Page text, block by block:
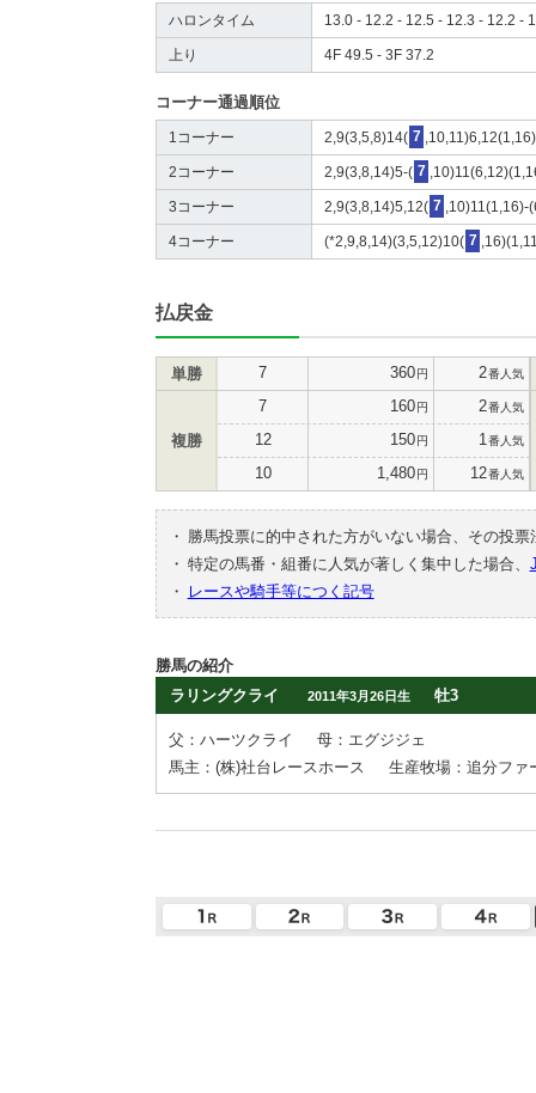
ハロンタイム 13.0 - 12.2 - 12.5 - 12.3 - 12.2 -
上り 4F 49.5 - 3F 37.2
コーナー通過順位
1コーナー 2,9(3,5,8)14( 7
2コーナー 2,9(3,8,14)5-( 7
3コーナー 2,9(3,8,14)5,12( 7 ,10)11(1,16)-
4コーナー (*2,9,8,14)(3,5,12)10( 7
払戻金
単勝 7 360円 2番人気
複勝
7 160円 2番人気
12 150円 1 番人気
10 1,480円 12番人気
・
勝馬投票に的中された方がいない場合、その投
・ 特定の馬番・組番に人気が著しく集中した場合、
・
レースや騎手等につく記号
勝馬の紹介
ラリングクライ
2011年3月26日生 牡3
父：ハーツクライ
母：エグジジェ
馬主：(株)社台レースホース
生産牧場：追分ファ